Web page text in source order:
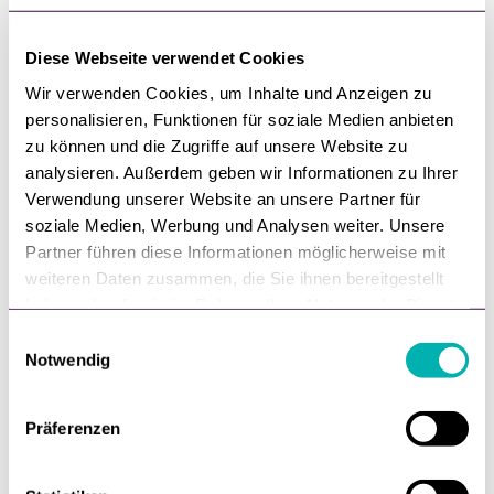
Diese Webseite verwendet Cookies
Wir verwenden Cookies, um Inhalte und Anzeigen zu
personalisieren, Funktionen für soziale Medien anbieten
zu können und die Zugriffe auf unsere Website zu
analysieren. Außerdem geben wir Informationen zu Ihrer
Verwendung unserer Website an unsere Partner für
soziale Medien, Werbung und Analysen weiter. Unsere
Partner führen diese Informationen möglicherweise mit
weiteren Daten zusammen, die Sie ihnen bereitgestellt
Notwendig
Präferenzen